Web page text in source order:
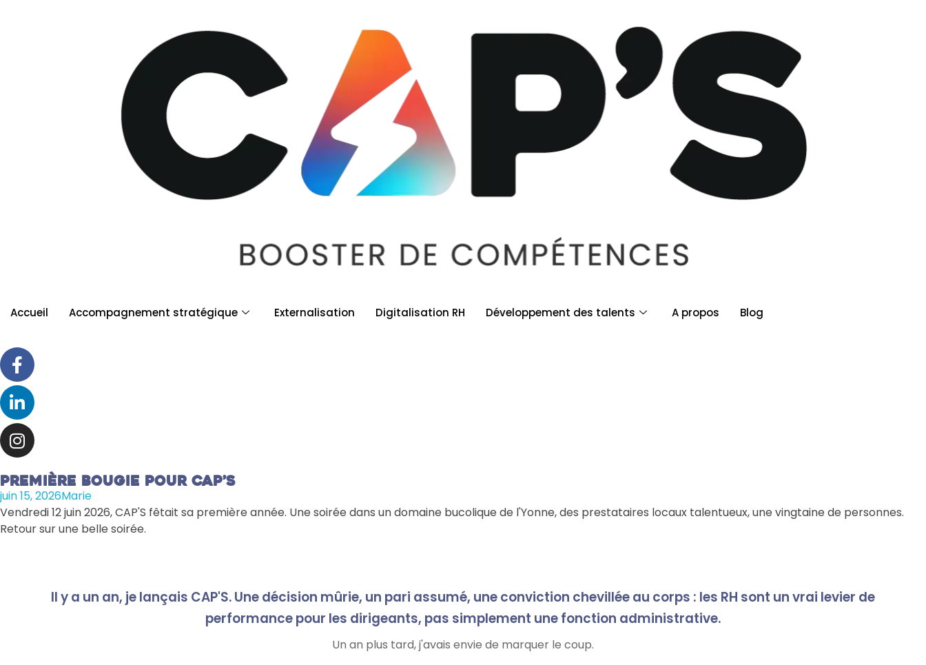
Accueil Accompagnement stratégique Externalisation Digitalisation RH Développement des talents A propos Blog
Première bougie pour CAP’S
juin 15, 2026Marie
Vendredi 12 juin 2026, CAP'S fêtait sa première année. Une soirée dans un domaine bucolique de l'Yonne, des prestataires locaux talentueux, une vingtaine de personnes.
Retour sur une belle soirée.
Il y a un an, je lançais CAP'S. Une décision mûrie, un pari assumé, une conviction chevillée au corps : les RH sont un vrai levier de
performance pour les dirigeants, pas simplement une fonction administrative.
Un an plus tard, j'avais envie de marquer le coup.